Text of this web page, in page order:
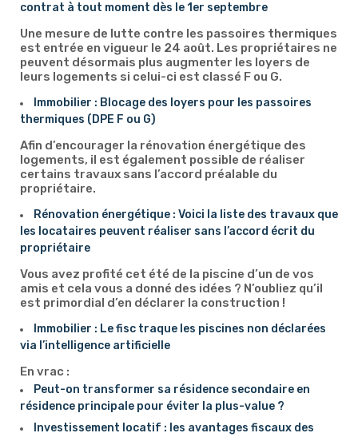
contrat à tout moment dès le 1er septembre
Une mesure de lutte contre les passoires thermiques
est entrée en vigueur le 24 août. Les propriétaires ne
peuvent désormais plus augmenter les loyers de
leurs logements si celui-ci est classé F ou G.
Immobilier : Blocage des loyers pour les passoires
thermiques (DPE F ou G)
Afin d’encourager la rénovation énergétique des
logements, il est également possible de réaliser
certains travaux sans l’accord préalable du
propriétaire.
Rénovation énergétique : Voici la liste des travaux que
les locataires peuvent réaliser sans l’accord écrit du
propriétaire
Vous avez profité cet été de la piscine d’un de vos
amis et cela vous a donné des idées ? N’oubliez qu’il
est primordial d’en déclarer la construction !
Immobilier : Le fisc traque les piscines non déclarées
via l’intelligence artificielle
En vrac :
Peut-on transformer sa résidence secondaire en
résidence principale pour éviter la plus-value ?
Investissement locatif : les avantages fiscaux des